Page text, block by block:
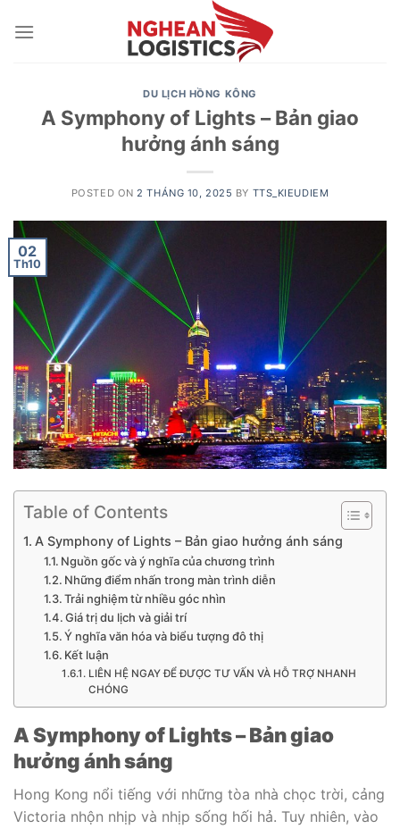
DU LỊCH HỒNG KÔNG
A Symphony of Lights – Bản giao
hưởng ánh sáng
POSTED ON 2 THÁNG 10, 2025 BY TTS_KIEUDIEM
02
Th10
Table of Contents
A Symphony of Lights – Bản giao hưởng ánh sáng
Nguồn gốc và ý nghĩa của chương trình
Những điểm nhấn trong màn trình diễn
Trải nghiệm từ nhiều góc nhìn
Giá trị du lịch và giải trí
Ý nghĩa văn hóa và biểu tượng đô thị
Kết luận
LIÊN HỆ NGAY ĐỂ ĐƯỢC TƯ VẤN VÀ HỖ TRỢ NHANH
CHÓNG
A Symphony of Lights – Bản giao
hưởng ánh sáng
Hong Kong nổi tiếng với những tòa nhà chọc trời, cảng
Victoria nhộn nhịp và nhịp sống hối hả. Tuy nhiên, vào